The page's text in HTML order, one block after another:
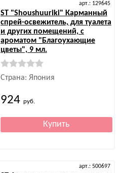
арт.: 129645
ST"Shoushuuriki" Карманный
спрей-освежитель, для туалета
и других помещений, с
ароматом "Благоухающие
цветы", 9 мл.
Страна: Япония
924 руб.
арт.: 500697